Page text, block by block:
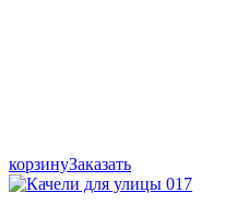
корзинуЗаказать